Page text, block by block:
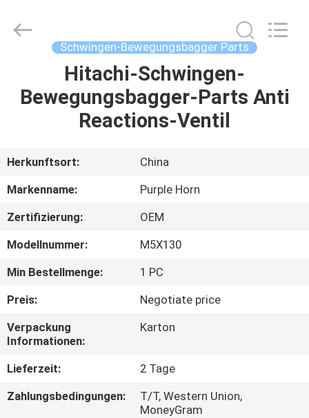
PRODUKTE
ÜBER
UNS
FABRIK-
AUSFLUG
QUALITÄTSKONTROLLE
TRETEN
SIE
MIT
Commerce
Schwingen-Bewegungsbagger Parts
Hitachi-Schwingen-
Bewegungsbagger-Parts Anti
Reactions-Ventil
Herkunftsort:
China
Markenname:
Purple Horn
Zertifizierung:
OEM
Modellnummer:
M5X130
Min Bestellmenge:
1 PC
Preis:
Negotiate price
Verpackung
Informationen:
Karton
Lieferzeit:
2 Tage
Zahlungsbedingungen:
T/T, Western Union,
MoneyGram